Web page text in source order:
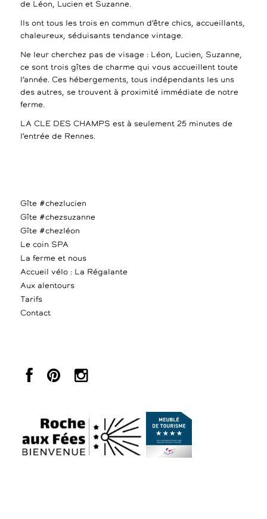
de Léon, Lucien et Suzanne.
Ils ont tous les trois en commun d’être chics, accueillants,
chaleureux, séduisants tendance vintage.
Ne leur cherchez pas de visage : Léon, Lucien, Suzanne,
ce sont trois gîtes de charme qui vous accueillent toute
l’année. Ces hébergements, tous indépendants les uns
des autres, se trouvent à proximité immédiate de notre
ferme.
LA CLE DES CHAMPS est à seulement 25 minutes de
l’entrée de Rennes.
Gîte #chezlucien
Gîte #chezsuzanne
Gîte #chezléon
Le coin SPA
La ferme et nous
Accueil vélo : La Régalante
Aux alentours
Tarifs
Contact